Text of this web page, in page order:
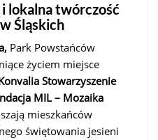
lokalna twórczość
Śląskich
Park Powstańców
życiem miejsce
Stowarzyszenie
MIL – Mozaika
mieszkańców
świętowania jesieni